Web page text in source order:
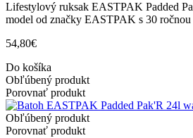
Lifestylový ruksak EASTPAK Padded
model od značky EASTPAK s 30 ročnou
54,80€
Do košíka
Obľúbený produkt
Porovnať produkt
Obľúbený produkt
Porovnať produkt